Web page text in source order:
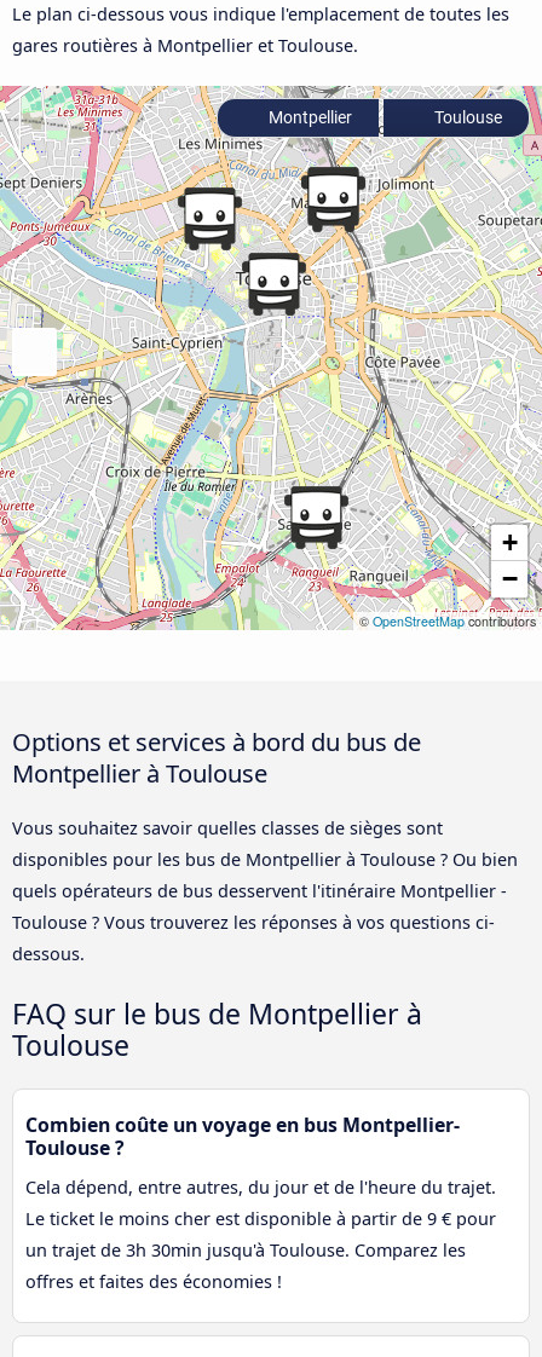
Le plan ci-dessous vous indique l'emplacement de toutes les
gares routières à Montpellier et Toulouse.
+
−
© OpenStreetMapcontributors
Montpellier Toulouse
Options et services à bord du bus de
Montpellier à Toulouse
Vous souhaitez savoir quelles classes de sièges sont
disponibles pour les bus de Montpellier à Toulouse ? Ou bien
quels opérateurs de bus desservent l'itinéraire Montpellier -
Toulouse ? Vous trouverez les réponses à vos questions ci-
dessous.
FAQ sur le bus de Montpellier à
Toulouse
Combien coûte un voyage en bus Montpellier-
Toulouse ?
Cela dépend, entre autres, du jour et de l'heure du trajet.
Le ticket le moins cher est disponible à partir de 9 € pour
un trajet de 3h 30min jusqu'à Toulouse. Comparez les
offres et faites des économies !